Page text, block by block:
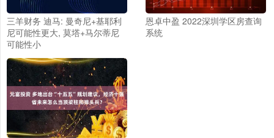
三羊财务 迪马: 曼奇尼+基耶利
尼可能性更大, 莫塔+马尔蒂尼
可能性小
恩卓中盈 2022深圳学区房查询
系统